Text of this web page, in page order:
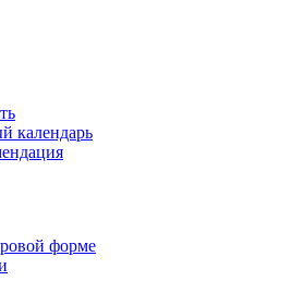
календарь
форме